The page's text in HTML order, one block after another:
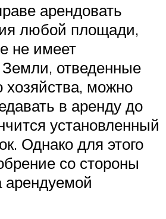
арендовать
любой площади,
не имеет
Земли, отведенные
хозяйства, можно
в аренду до
установленный
Однако для этого
со стороны
арендуемой